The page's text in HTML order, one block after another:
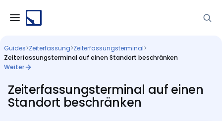
Guides>Zeiterfassung>Zeiterfassungsterminal>
Zeiterfassungsterminal auf einen Standort beschränken
Weiter
Zeiterfassungsterminal auf einen
Standort beschränken